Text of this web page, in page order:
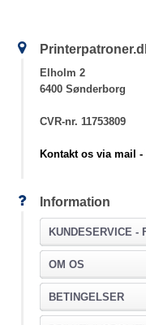
Elholm 2
6400 Sønderborg
CVR-nr. 11753809
Kontakt os via mail -
Information
KUNDESERVICE -
OM OS
BETINGELSER